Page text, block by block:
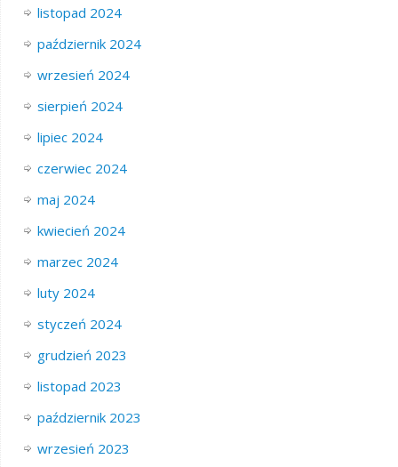
listopad 2024
październik 2024
wrzesień 2024
sierpień 2024
lipiec 2024
czerwiec 2024
maj 2024
kwiecień 2024
marzec 2024
luty 2024
styczeń 2024
grudzień 2023
listopad 2023
październik 2023
wrzesień 2023